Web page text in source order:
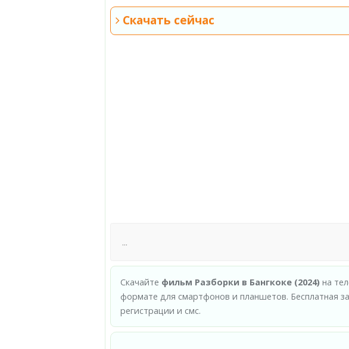
Скачать сейчас
Скачайте фильм Разборки в Бангкоке (2024) на
формате для смартфонов и планшетов. Бесплатная
регистрации и смс.